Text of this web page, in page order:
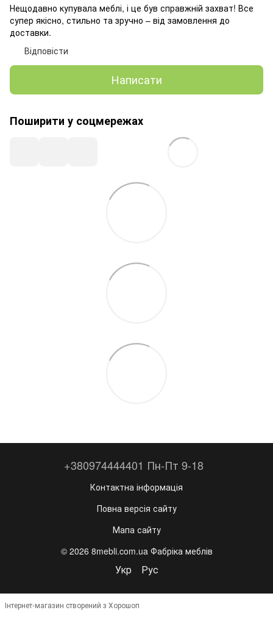
Нещодавно купувала меблі, і це був справжній захват! Все
супер якісно, стильно та зручно – від замовлення до
доставки.
Відповісти
Написати
Поширити у соцмережах
+380974444401 Пн-Пт 9-18
Контактна інформація
Повна версія сайту
Мапа сайту
© 2026 8mebli.com.ua Фабріка меблів
Укр Рус
Інтернет-магазин створений з Хорошоп